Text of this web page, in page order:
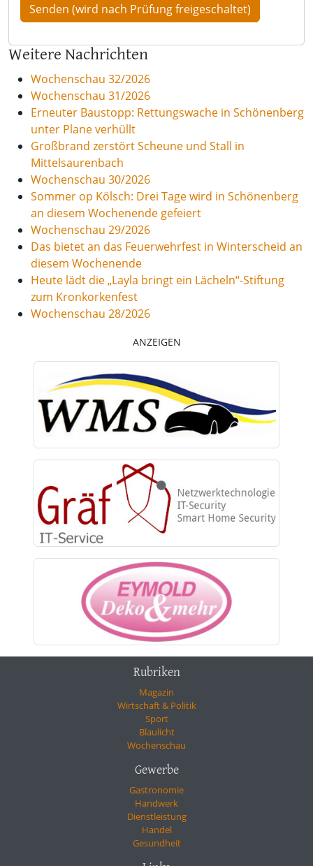
Weitere Nachrichten
Wochenschau 32/2026
Wochenschau 31/2026
Erneuter Baustopp: Rettungswache in Schönenberg
unter Plane verhüllt
Großbrand zerstört Scheune und Stall in
Mittelsaurenbach
Wochenschau 30/2026
Sommer op Kölsch: Drei Tage wird in Schönenberg
an diesem Wochenende gefeiert
Wochenschau 29/2026
Das bietet an das Feuerwehrfest in Winterscheid an
diesem Wochenende
Heute lädt die „Layla bringt ein Lächeln“-Stiftung
zum Kronkorkenfest
Wochenschau 28/2026
ANZEIGEN
Rubriken
Magazin
Wirtschaft & Politik
Sport
Blaulicht
Wochenschau
Gewerbe
Gastronomie
Handwerk
Dienstleistung
Handel
Gesundheit